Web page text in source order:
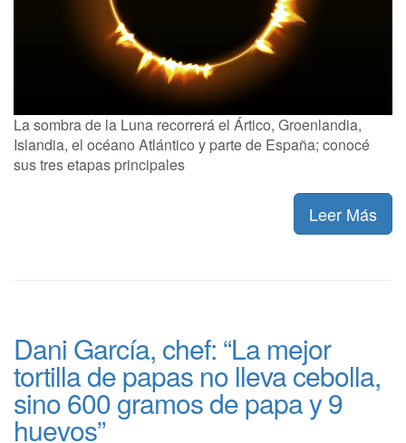
La sombra de la Luna recorrerá el Ártico, Groenlandia,
Islandia, el océano Atlántico y parte de España; conocé
sus tres etapas principales
Leer Más
Dani García, chef: “La mejor
tortilla de papas no lleva cebolla,
sino 600 gramos de papa y 9
huevos”